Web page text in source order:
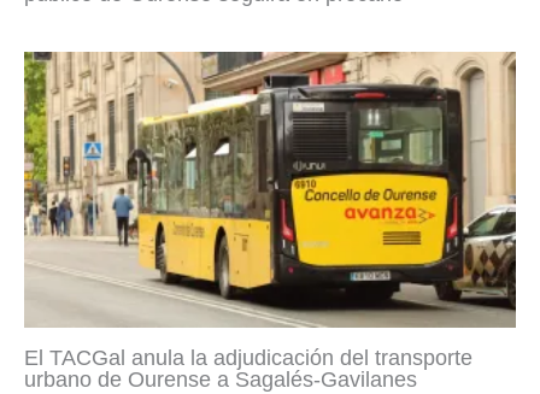
El TACGal anula la adjudicación del transporte
urbano de Ourense a Sagalés-Gavilanes